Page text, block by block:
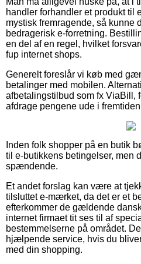
handler forhandler et produkt til
mystisk fremragende, så kunne
bedragerisk e-forretning.
en del af en regel, hvilket
fup internet shops.
Generelt foreslår vi køb med
betalinger med mobilen.
afbetalingstilbud som fx ViaBill,
afdrage pengene ude i
Inden folk shopper på en butik
til e-butikkens betingelser, men
spændende.
Et andet forslag kan være at
tilsluttet e-mærket, da det er et
efterkommer de gældende
internet firmaet tit ses til af
bestemmelserne på området.
hjælpende service, hvis du
med din shopping.